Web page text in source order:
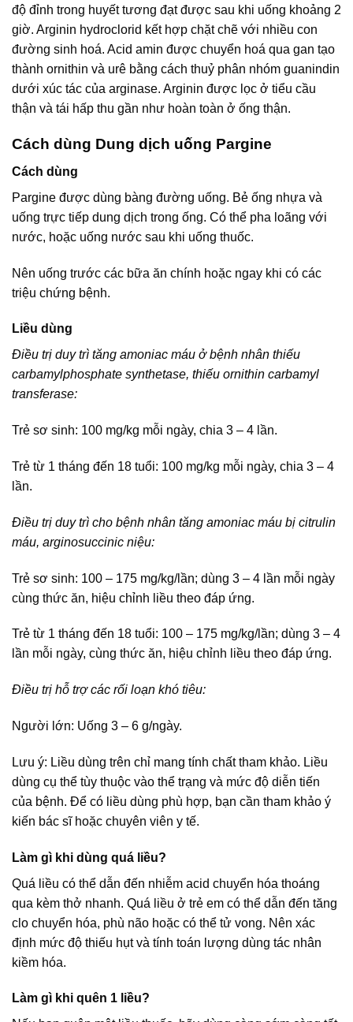
độ đỉnh trong huyết tương đạt được sau khi uống khoảng 2
giờ. Arginin hydroclorid kết hợp chặt chẽ với nhiều con
đường sinh hoá. Acid amin được chuyển hoá qua gan tạo
thành ornithin và urê bằng cách thuỷ phân nhóm guanindin
dưới xúc tác của arginase. Arginin được lọc ở tiểu cầu
thận và tái hấp thu gần như hoàn toàn ở ống thận.
Cách dùng Dung dịch uống Pargine
Cách dùng
Pargine được dùng bàng đường uống. Bẻ ống nhựa và
uống trực tiếp dung dịch trong ống. Có thể pha loãng với
nước, hoặc uống nước sau khi uống thuốc.
Nên uống trước các bữa ăn chính hoặc ngay khi có các
triệu chứng bệnh.
Liều dùng
Điều trị duy trì tăng amoniac máu ở bệnh nhân thiếu
carbamylphosphate synthetase, thiếu ornithin carbamyl
transferase:
Trẻ sơ sinh: 100 mg/kg mỗi ngày, chia 3 – 4 lần.
Trẻ từ 1 tháng đến 18 tuổi: 100 mg/kg mỗi ngày, chia 3 – 4
lần.
Điều trị duy trì cho bệnh nhân tăng amoniac máu bị citrulin
máu, arginosuccinic niệu:
Trẻ sơ sinh: 100 – 175 mg/kg/lần; dùng 3 – 4 lần mỗi ngày
cùng thức ăn, hiệu chỉnh liều theo đáp ứng.
Trẻ từ 1 tháng đến 18 tuổi: 100 – 175 mg/kg/lần; dùng 3 – 4
lần mỗi ngày, cùng thức ăn, hiệu chỉnh liều theo đáp ứng.
Điều trị hỗ trợ các rối loạn khó tiêu:
Người lớn: Uống 3 – 6 g/ngày.
Lưu ý: Liều dùng trên chỉ mang tính chất tham khảo. Liều
dùng cụ thể tùy thuộc vào thể trạng và mức độ diễn tiến
của bệnh. Để có liều dùng phù hợp, bạn cần tham khảo ý
kiến bác sĩ hoặc chuyên viên y tế.
Làm gì khi dùng quá liều?
Quá liều có thể dẫn đến nhiễm acid chuyển hóa thoáng
qua kèm thở nhanh. Quá liều ở trẻ em có thể dẫn đến tăng
clo chuyển hóa, phù não hoặc có thể tử vong. Nên xác
định mức độ thiếu hụt và tính toán lượng dùng tác nhân
kiềm hóa.
Làm gì khi quên 1 liều?